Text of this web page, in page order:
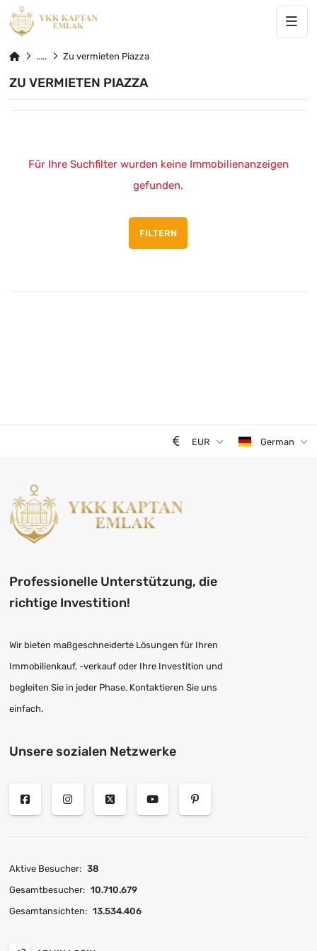
Zu vermieten Piazza
ZU VERMIETEN PIAZZA
Für Ihre Suchfilter wurden keine Immobilienanzeigen
gefunden.
FILTERN
EUR German
Professionelle Unterstützung, die
richtige Investition!
Wir bieten maßgeschneiderte Lösungen für Ihren
Immobilienkauf, -verkauf oder Ihre Investition und
begleiten Sie in jeder Phase. Kontaktieren Sie uns
einfach.
Unsere sozialen Netzwerke
Aktive Besucher: 38
Gesamtbesucher: 10.710.679
Gesamtansichten: 13.534.406